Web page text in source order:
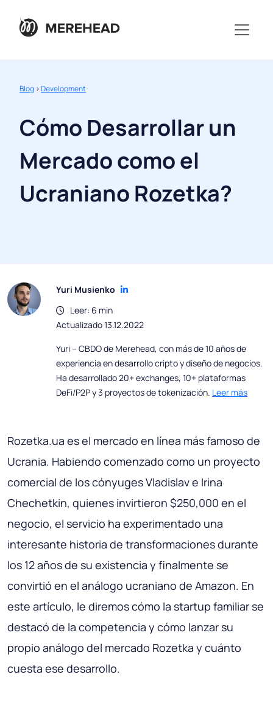
Blog >Development
Cómo Desarrollar un
Mercado como el
Ucraniano Rozetka?
Yuri Musienko
Leer: 6 min
Actualizado 13.12.2022
Yuri – CBDO de Merehead, con más de 10 años de
experiencia en desarrollo cripto y diseño de negocios.
Ha desarrollado 20+ exchanges, 10+ plataformas
DeFi/P2P y 3 proyectos de tokenización. Leer más
Rozetka.ua es el mercado en línea más famoso de
Ucrania. Habiendo comenzado como un proyecto
comercial de los cónyuges Vladislav e Irina
Chechetkin, quienes invirtieron $250,000 en el
negocio, el servicio ha experimentado una
interesante historia de transformaciones durante
los 12 años de su existencia y finalmente se
convirtió en el análogo ucraniano de Amazon. En
este artículo, le diremos cómo la startup familiar se
destacó de la competencia y cómo lanzar su
propio análogo del mercado Rozetka y cuánto
cuesta ese desarrollo.